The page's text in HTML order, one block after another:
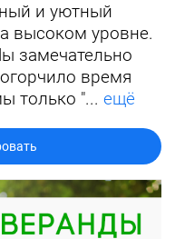
и уютный
высоком уровне.
замечательно
время
только "... ещё